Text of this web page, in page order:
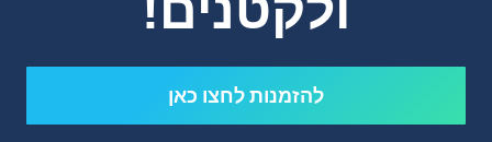
להזמנות לחצו כאן